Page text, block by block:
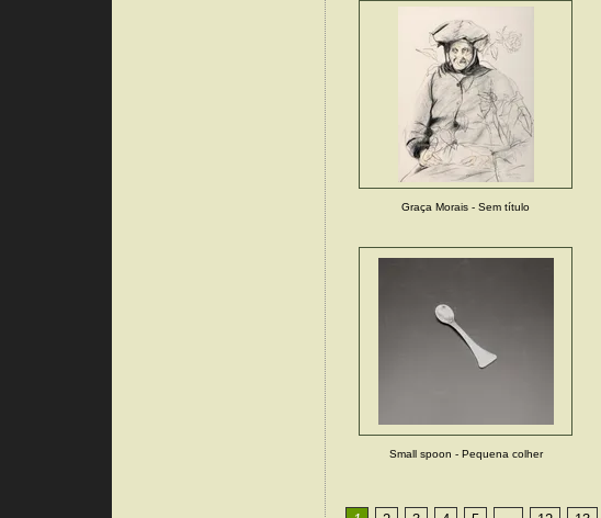
Graça Morais - Sem título
Small spoon - Pequena colher